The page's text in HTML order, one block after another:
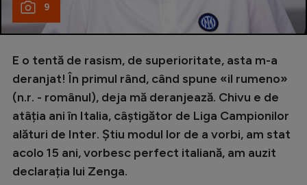
9
E o tentă de rasism, de superioritate, asta m-a
deranjat! În primul rând, când spune «il rumeno»
(n.r. - românul), deja mă deranjează. Chivu e de
atâția ani în Italia, câștigător de Liga Campionilor
alături de Inter. Știu modul lor de a vorbi, am stat
acolo 15 ani, vorbesc perfect italiană, am auzit
declarația lui Zenga.